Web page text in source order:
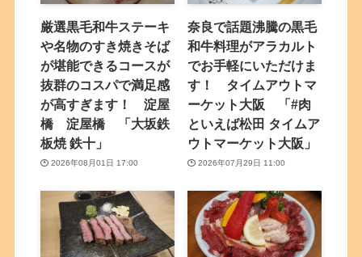
厳選黒毛和牛ステーキ
や名物のすき焼きそば
が堪能できるコースが
抜群のコスパで満足感
が高すぎます！ 淀屋
橋 淀屋橋 「大坂鉄
板焼 鉄十」
2026年08月01日 17:00
奈良で話題沸騰の黒毛
和牛料理がアラカルト
でお手軽にいただけま
す！ タイムアウトマ
ーケット大阪 「#肉
といえば松田 タイムア
ウトマーケット大阪」
2026年07月29日 11:00